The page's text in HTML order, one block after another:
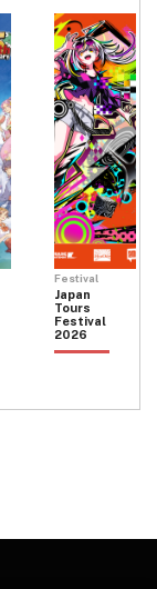
Festival
Japan
Tours
Festival
2026